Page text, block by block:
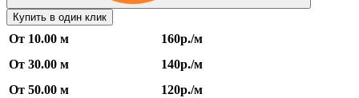
Купить в один клик
От 10.00 м
160р./м
От 30.00 м
140р./м
От 50.00 м
120р./м